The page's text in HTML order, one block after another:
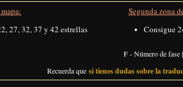
27, 32, 37 y 42 estrellas
Segunda zona
Consigue
F - Número de fase
Recuerda que si tienes dudas sobre la